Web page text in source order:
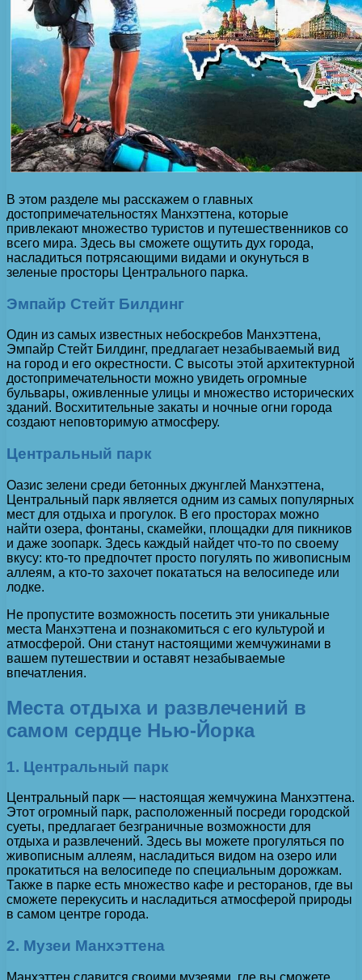
В этом разделе мы расскажем о главных
достопримечательностях Манхэттена, которые
привлекают множество туристов и путешественников со
всего мира. Здесь вы сможете ощутить дух города,
насладиться потрясающими видами и окунуться в
зеленые просторы Центрального парка.
Эмпайр Стейт Билдинг
Один из самых известных небоскребов Манхэттена,
Эмпайр Стейт Билдинг, предлагает незабываемый вид
на город и его окрестности. С высоты этой архитектурной
достопримечательности можно увидеть огромные
бульвары, оживленные улицы и множество исторических
зданий. Восхитительные закаты и ночные огни города
создают неповторимую атмосферу.
Центральный парк
Оазис зелени среди бетонных джунглей Манхэттена,
Центральный парк является одним из самых популярных
мест для отдыха и прогулок. В его просторах можно
найти озера, фонтаны, скамейки, площадки для пикников
и даже зоопарк. Здесь каждый найдет что-то по своему
вкусу: кто-то предпочтет просто погулять по живописным
аллеям, а кто-то захочет покататься на велосипеде или
лодке.
Не пропустите возможность посетить эти уникальные
места Манхэттена и познакомиться с его культурой и
атмосферой. Они станут настоящими жемчужинами в
вашем путешествии и оставят незабываемые
впечатления.
Места отдыха и развлечений в
самом сердце Нью-Йорка
1. Центральный парк
Центральный парк — настоящая жемчужина Манхэттена.
Этот огромный парк, расположенный посреди городской
суеты, предлагает безграничные возможности для
отдыха и развлечений. Здесь вы можете прогуляться по
живописным аллеям, насладиться видом на озеро или
прокатиться на велосипеде по специальным дорожкам.
Также в парке есть множество кафе и ресторанов, где вы
сможете перекусить и насладиться атмосферой природы
в самом центре города.
2. Музеи Манхэттена
Манхэттен славится своими музеями, где вы сможете